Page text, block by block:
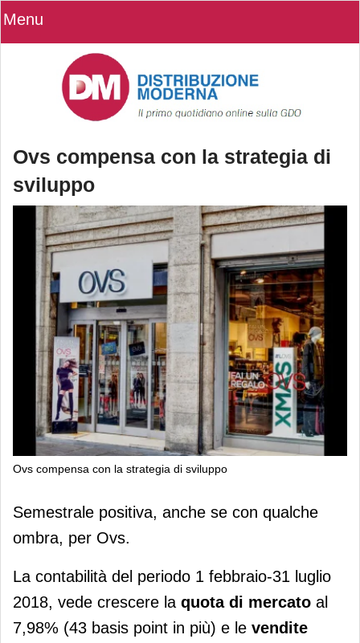
Menu
Ovs compensa con la strategia di
sviluppo
Ovs compensa con la strategia di sviluppo
Ovs compensa con la strategia di
sviluppo
Semestrale positiva, anche se con qualche
ombra, per Ovs.
La contabilità del periodo 1 febbraio-31 luglio
2018, vede crescere la quota di mercato al
7,98% (43 basis point in più) e le vendite